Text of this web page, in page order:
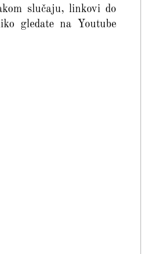
slučaju, linkovi do
gledate na Youtube